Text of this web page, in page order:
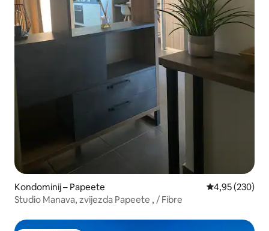
Kondominij – Papeete Prosječna
4,95 (230)
Studio Manava, zvijezda Papeete , / Fibre